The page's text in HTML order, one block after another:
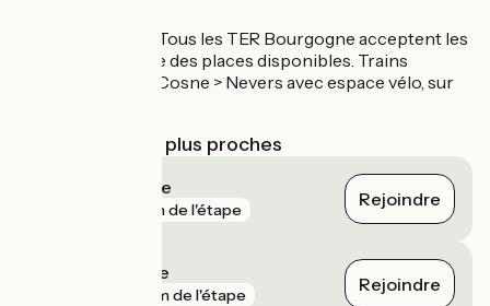
: Tous les TER Bourgogne acceptent les
vélos dans la limite des places disponibles. Trains
Intercités Paris > Cosne > Nevers avec espace vélo, sur
Gares SNCF les plus proches
Tracy - Sancerre
1 km de l'étape Rejoindre
Pouilly-sur-Loire
2 km de l'étape Rejoindre